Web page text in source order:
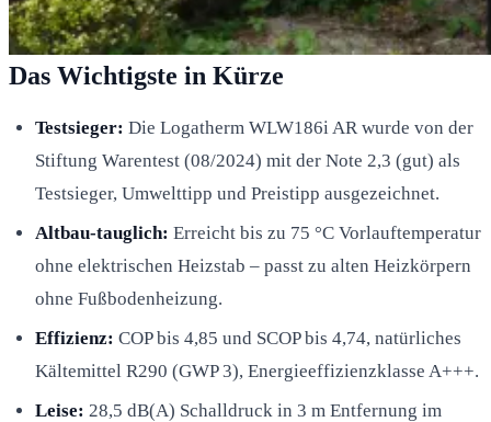
Das Wichtigste in Kürze
Testsieger: Die Logatherm WLW186i AR wurde von der
Stiftung Warentest (08/2024) mit der Note 2,3 (gut) als
Testsieger, Umwelttipp und Preistipp ausgezeichnet.
Altbau-tauglich: Erreicht bis zu 75 °C Vorlauftemperatur
ohne elektrischen Heizstab – passt zu alten Heizkörpern
ohne Fußbodenheizung.
Effizienz: COP bis 4,85 und SCOP bis 4,74, natürliches
Kältemittel R290 (GWP 3), Energieeffizienzklasse A+++.
Leise: 28,5 dB(A) Schalldruck in 3 m Entfernung im